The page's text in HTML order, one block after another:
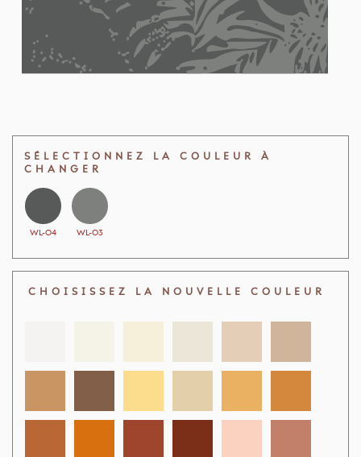
SÉLECTIONNEZ LA COULEUR À
CHANGER
WL-O4 WL-O3
CHOISISSEZ LA NOUVELLE COULEUR